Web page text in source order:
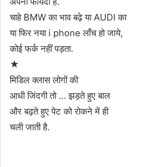
चाहे BMW का भाव बढ़े या AUDI का
या फिर नया i phone लाँच हो जाये,
कोई फर्क नहीं पड़ता.
★
मिडिल क्लास लोगों की
आधी जिंदगी तो … झड़ते हुए बाल
और बढ़ते हुए पेट को रोकने में ही
चली जाती है.